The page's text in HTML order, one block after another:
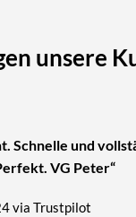
unsere
Schnelle und
VG Peter“
via Trustpilot